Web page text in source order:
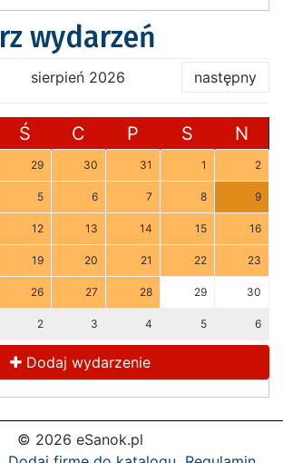
wydarzeń
sierpień 2026 następny
Ś C P S N
29 30 31 1 2
5 6 7 8 9
12 13 14 15 16
19 20 21 22 23
26 27 28 29 30
2 3 4 5 6
Dodaj wydarzenie
© 2026 eSanok.pl